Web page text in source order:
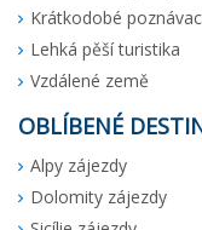
Krátkodobé
Lehká pěší turistika
Vzdálené země
OBLÍBENÉ
Alpy zájezdy
Dolomity zájezdy